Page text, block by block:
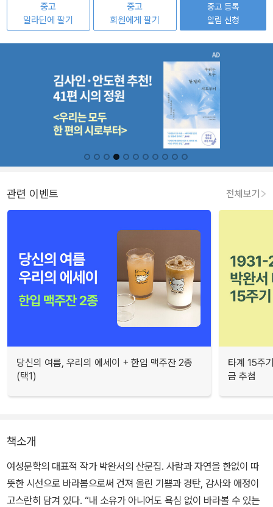
중고
알라딘에 팔기
중고
회원에게 팔기
중고 등록
알림 신청
관련 이벤트 전체보기
당신의 여름, 우리의 에세이 + 한입 맥주잔 2종
(택1)
타계 15주
금 추첨
책소개
여성문학의 대표적 작가 박완서의 산문집. 사람과 자연을 한없이 따
뜻한 시선으로 바라봄으로써 건져 올린 기쁨과 경탄, 감사와 애정이
고스란히 담겨 있다. “내 소유가 아니어도 욕심 없이 바라볼 수 있는